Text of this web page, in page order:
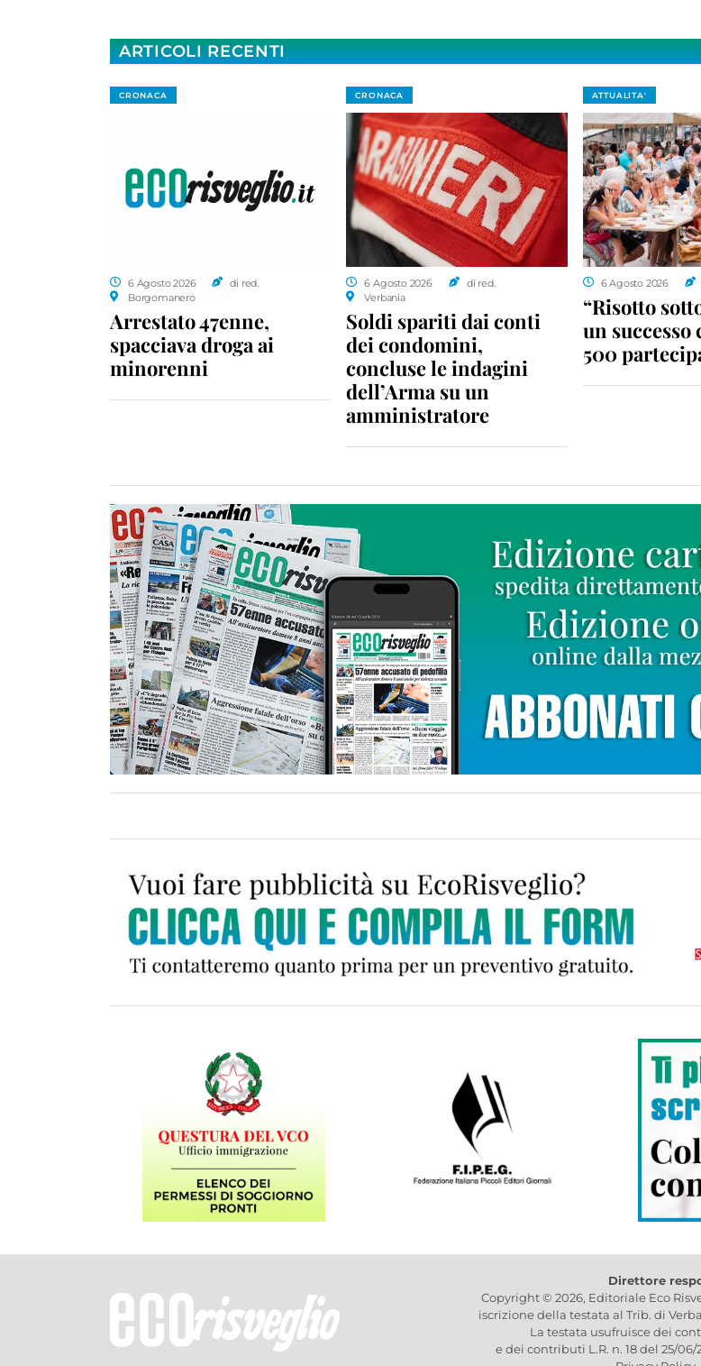
ARTICOLI RECENTI
CRONACA
6 Agosto 2026
di red.
Borgomanero
Arrestato 47enne,
spacciava droga ai
minorenni
CRONACA
6 Agosto 2026
di red.
Verbania
Soldi spariti dai conti
dei condomini,
concluse le indagini
dell’Arma su un
amministratore
ATTUALITA'
6 Agosto 2026
“Risotto
un successo
500
Direttore
Copyright © 2026, Editoriale Eco
iscrizione della testata al Trib. di
La testata usufruisce dei
e dei contributi L.R. n. 18 del 25/